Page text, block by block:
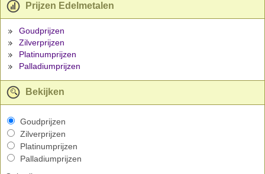
Prijzen Edelmetalen
Goudprijzen
Zilverprijzen
Platinumprijzen
Palladiumprijzen
Bekijken
Goudprijzen
Zilverprijzen
Platinumprijzen
Palladiumprijzen